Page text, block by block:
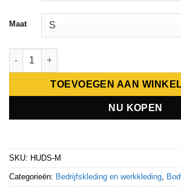
Maat
Nimbus Hudson Men Vests & Gilets aantal
TOEVOEGEN AAN
NU KOPEN
SKU: HUDS-M
Categorieën: Bedrijfskleding en werkkleding,